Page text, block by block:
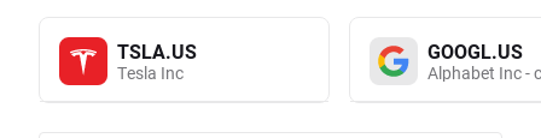
TSLA.US
Tesla Inc
GOOGL.US
Alphabet Inc -